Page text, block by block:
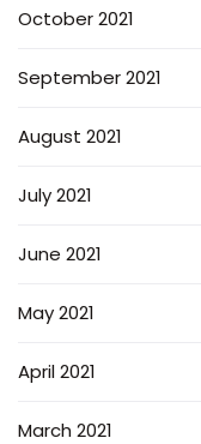
October 2021
September 2021
August 2021
July 2021
June 2021
May 2021
April 2021
March 2021